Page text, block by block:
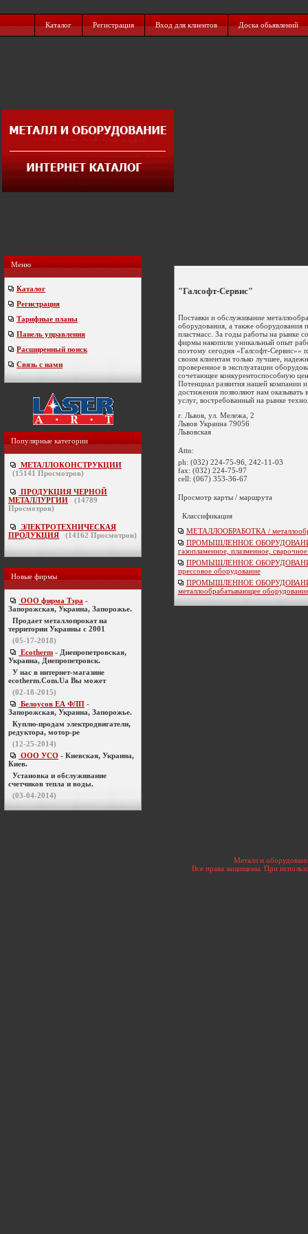
Каталог Регистрация Вход для клиентов Доска обьявлений
Меню
Каталог
Регистрация
Тарифные планы
Панель управления
Расширенный поиск
Связь с нами
Популярные категории
МЕТАЛЛОКОНСТРУКЦИИ
(15141 Просмотров)
ПРОДУКЦИЯ ЧЕРНОЙ
МЕТАЛЛУРГИИ
(14789
Просмотров)
ЭЛЕКТРОТЕХНИЧЕСКАЯ
ПРОДУКЦИЯ
(14162 Просмотров)
Новые фирмы
ООО фирма Тэра -
Запорожская, Украина, Запорожье.
Продает металлопрокат на
территории Украины с 2001
(05-17-2018)
Ecotherm - Днепропетровская,
Украина, Днепропетровск.
У нас в интернет-магазине
ecotherm.Com.Ua Вы может
(02-18-2015)
Белоусов ЕА ФЛП -
Запорожская, Украина, Запорожье.
Куплю-продам электродвигатели,
редуктора, мотор-ре
(12-25-2014)
ООО УСО - Киевская, Украина,
Киев.
Установка и обслуживание
счетчиков тепла и воды.
(03-04-2014)
"Галсофт-Сервис"
Поставки и обслуживание
оборудования, а также оборудования
пластмасс. За годы работы на рынке
фирмы накопили уникальный опыт
поэтому сегодня «Галсофт-Сервис»»
своим клиентам только лучшее,
проверенное в эксплуатации
сочетающее конкурентоспособную
Потенциал развития нашей компании
достижения позволяют нам оказывать
услуг, востребованный на рынке
г. Львов, ул. Мележа, 2
Львов Украина 79056
Львовская
Attn:
ph: (032) 224-75-96, 242-11-03
fax: (032) 224-75-97
cell: (067) 353-36-67
Просмотр карты / маршрута
Классификация
МЕТАЛЛООБРАБОТКА /
ПРОМЫШЛЕННОЕ
газопламенное, плазменное,
ПРОМЫШЛЕННОЕ
прессовое оборудование
ПРОМЫШЛЕННОЕ
металлообрабатывающее
Металл и
Все права защищены. При